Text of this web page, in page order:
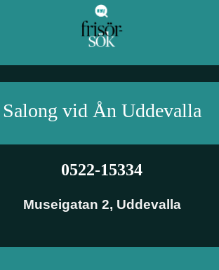
Salong vid Ån Uddevalla
0522-15334
Museigatan 2, Uddevalla